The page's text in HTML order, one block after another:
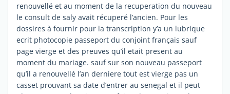
renouvellé et au moment de la recuperation du nouveau
le consult de saly avait récuperé l’ancien. Pour les
dossires à fournir pour la transcription y’a un lubrique
ecrit photocopie passeport du conjoint français sauf
page vierge et des preuves qu’il etait present au
moment du mariage. sauf sur son nouveau passeport
qu’il a renouvellé l’an derniere tout est vierge pas un
casset prouvant sa date d’entrer au senegal et il peut